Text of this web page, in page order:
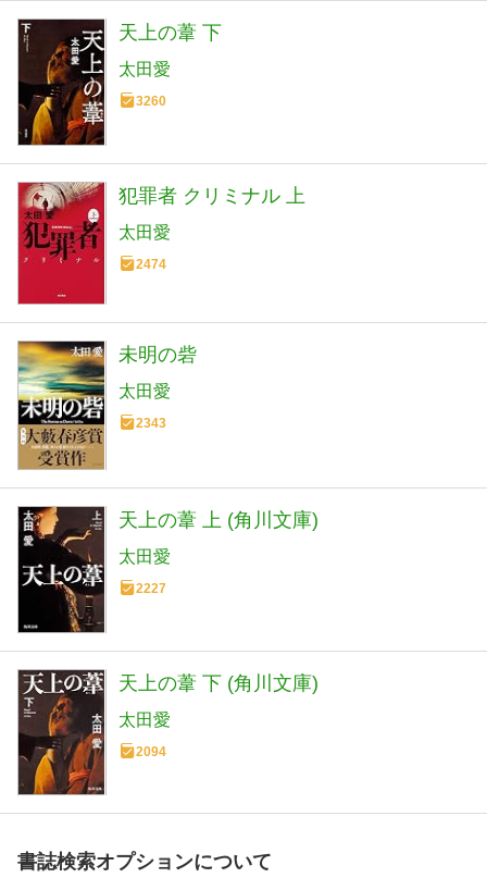
天上の葦 下
太田愛
3260
犯罪者 クリミナル 上
太田愛
2474
未明の砦
太田愛
2343
天上の葦 上 (角川文庫)
太田愛
2227
天上の葦 下 (角川文庫)
太田愛
2094
書誌検索オプションについて